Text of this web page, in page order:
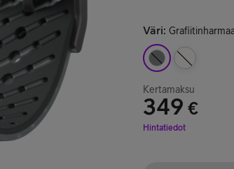
Väri:
Kertamaksu
349 €
Hinta 349 €
Hintatiedot